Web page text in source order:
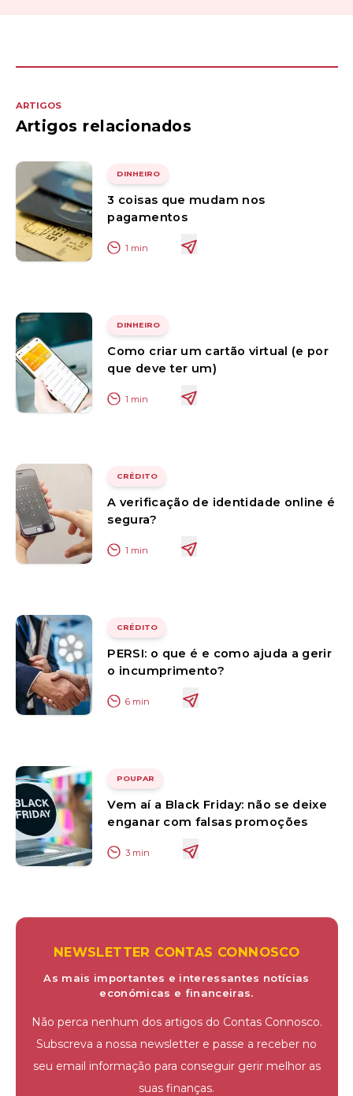
ARTIGOS
Artigos relacionados
DINHEIRO
3 coisas que mudam nos
pagamentos
1 min
DINHEIRO
Como criar um cartão virtual (e por
que deve ter um)
1 min
CRÉDITO
A verificação de identidade online é
segura?
1 min
CRÉDITO
PERSI: o que é e como ajuda a gerir
o incumprimento?
6 min
POUPAR
Vem aí a Black Friday: não se deixe
enganar com falsas promoções
3 min
NEWSLETTER CONTAS CONNOSCO
As mais importantes e interessantes notícias
económicas e financeiras.
Não perca nenhum dos artigos do Contas Connosco.
Subscreva a nossa newsletter e passe a receber no
seu email informação para conseguir gerir melhor as
suas finanças.